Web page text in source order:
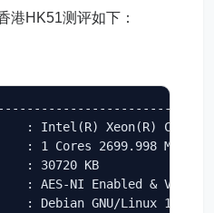
港HK51测评如下：
: Intel(R) Xeon(R) CPU E5-
: 1 Cores 2699.998 MHz
: 30720 KB
AES-NI Enabled & VM-x/
GNU/Linux 11 (64